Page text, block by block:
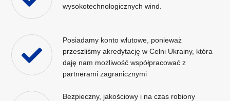
wysokotechnologicznych wind.
Posiadamy konto wlutowe, ponieważ
przeszliśmy akredytację w Celni Ukrainy, która
daję nam możliwość współpracować z
partnerami zagranicznymi
Bezpieczny, jakościowy i na czas robiony